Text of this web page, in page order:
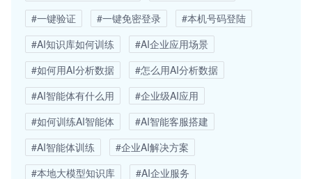
#一键验证
#一键免密登录
#本机号码登陆
#AI知识库如何训练
#AI企业应用场景
#如何用AI分析数据
#怎么用AI分析数据
#AI智能体有什么用
#企业级AI应用
#如何训练AI智能体
#AI智能客服搭建
#AI智能体训练
#企业AI解决方案
#本地大模型知识库
#AI企业服务